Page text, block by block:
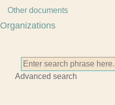
Other documents
Organizations
Advanced search